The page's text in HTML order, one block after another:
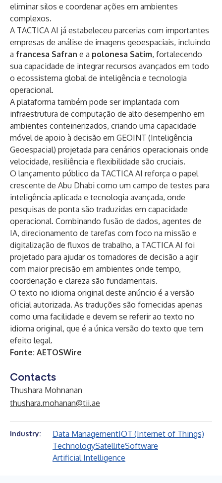
eliminar silos e coordenar ações em ambientes
complexos.
A TACTICA AI já estabeleceu parcerias com importantes
empresas de análise de imagens geoespaciais, incluindo
a francesa Safran e a polonesa Satim, fortalecendo
sua capacidade de integrar recursos avançados em todo
o ecossistema global de inteligência e tecnologia
operacional.
A plataforma também pode ser implantada com
infraestrutura de computação de alto desempenho em
ambientes conteinerizados, criando uma capacidade
móvel de apoio à decisão em GEOINT (Inteligência
Geoespacial) projetada para cenários operacionais onde
velocidade, resiliência e flexibilidade são cruciais.
O lançamento público da TACTICA AI reforça o papel
crescente de Abu Dhabi como um campo de testes para
inteligência aplicada e tecnologia avançada, onde
pesquisas de ponta são traduzidas em capacidade
operacional. Combinando fusão de dados, agentes de
IA, direcionamento de tarefas com foco na missão e
digitalização de fluxos de trabalho, a TACTICA AI foi
projetado para ajudar os tomadores de decisão a agir
com maior precisão em ambientes onde tempo,
coordenação e clareza são fundamentais.
O texto no idioma original deste anúncio é a versão
oficial autorizada. As traduções são fornecidas apenas
como uma facilidade e devem se referir ao texto no
idioma original, que é a única versão do texto que tem
efeito legal.
Fonte: AETOSWire
Contacts
Thushara Mohnanan
thushara.mohanan@tii.ae
Industry: Data ManagementIOT (Internet of Things)
TechnologySatelliteSoftware
Artificial Intelligence